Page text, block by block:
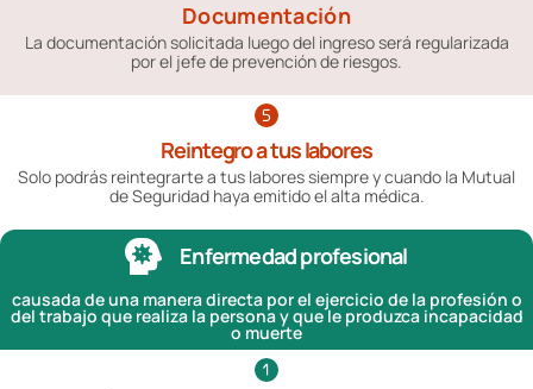
Documentación
La documentación solicitada luego del ingreso será regularizada
por el jefe de prevención de riesgos.
Reintegro a tus labores
Solo podrás reintegrarte a tus labores siempre y cuando la Mutual
de Seguridad haya emitido el alta médica.
Enfermedad profesional
causada de una manera directa por el ejercicio de la profesión o
del trabajo que realiza la persona y que le produzca incapacidad
o muerte